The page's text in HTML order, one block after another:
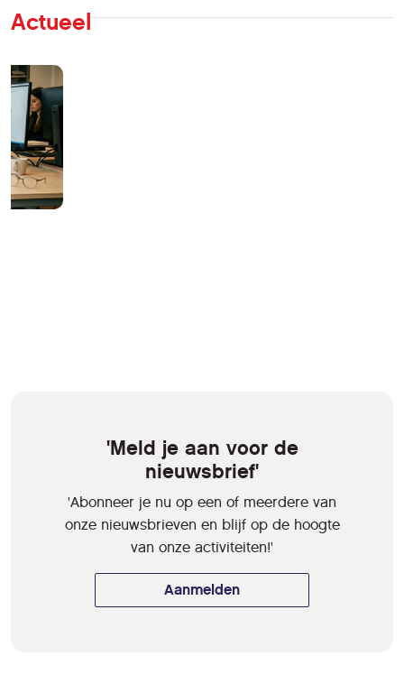
Actueel
'Meld je aan voor de
nieuwsbrief'
'Abonneer je nu op een of meerdere van
onze nieuwsbrieven en blijf op de hoogte
van onze activiteiten!'
Aanmelden